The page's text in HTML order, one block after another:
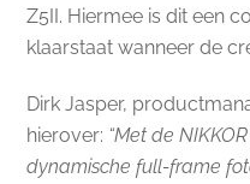
Z5II. Hiermee is dit een
klaarstaat wanneer de
Dirk Jasper,
hierover: “Met de
dynamische full-frame